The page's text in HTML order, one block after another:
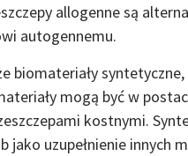
allogenne są
autogennemu.
biomateriały
mogą być w
kostnymi.
jako uzupełnienie